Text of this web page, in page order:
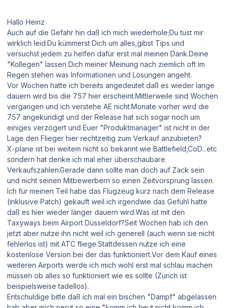
Hallo Heinz
Auch auf die Gefahr hin daß ich mich wiederhole;Du tust mir
wirklich leid.Du kümmerst Dich um alles,gibst Tips und
versuchst jedem zu helfen dafür erst mal meinen Dank.Deine
"Kollegen" lassen Dich meiner Meinung nach ziemlich oft im
Regen stehen was Informationen und Lösungen angeht.
Vor Wochen hatte ich bereits angedeutet daß es wieder lange
dauern wird bis die 757 hier erscheint.Mittlerweile sind Wochen
vergangen und ich verstehe AE nicht.Monate vorher wird die
757 angekündigt und der Release hat sich sogar noch um
einiges verzögert und Euer "Produktmanager" ist nicht in der
Lage den Flieger hier rechtzeitig zum Verkauf anzubieten?
X-plane ist bei weitem nicht so bekannt wie Battlefield,CoD...etc
sondern hat denke ich mal eher überschaubare
Verkaufszahlen.Gerade dann sollte man doch auf Zack sein
und nicht seinen Mitbewerbern so einen Zeitvorsprung lassen.
Ich für meinen Teil habe das Flugzeug kurz nach dem Release
(inklusive Patch) gekauft weil ich irgendwie das Gefühl hatte
daß es hier wieder länger dauern wird.Was ist mit den
Taxyways beim Airport Düsseldorf?Seit Wochen hab ich den
jetzt aber nutze ihn nicht weil ich generell (auch wenn sie nicht
fehlerlos ist) mit ATC fliege.Stattdessen nutze ich eine
kostenlose Version bei der das funktioniert.Vor dem Kauf eines
weiteren Airports werde ich mich wohl erst mal schlau machen
müssen ob alles so funktioniert wie es sollte (Zürich ist
beispielsweise tadellos).
Entschuldige bitte daß ich mal ein bischen "Dampf" abgelassen